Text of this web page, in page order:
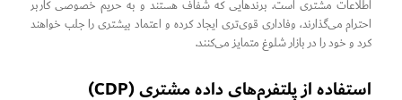
اطلاعات مشتری است. برندهایی که شفاف هستند و به حریم خصوصی کاربر
احترام می‌گذارند، وفاداری قوی‌تری ایجاد کرده و اعتماد بیشتری را جلب خواهند
کرد و خود را در بازار شلوغ متمایز می‌کنند.
استفاده از پلتفرم‌های داده مشتری (CDP)